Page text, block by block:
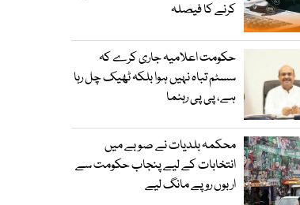
کرنے کا فیصلہ
حکومت اعلامیہ جاری کرے کہ
سسٹم تباہ نہیں ہوا بلکہ ٹھیک چل رہا
ہے، پی پی رہنما
محکمہ بلدیات نے صوبے میں
انتخابات کے لیے پنجاب حکومت سے
اربوں روپے مانگ لیے